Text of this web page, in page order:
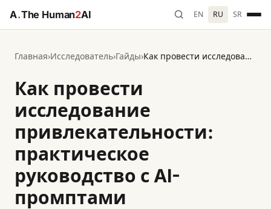
A.The Human2AI EN RU SR
Главная›Исследователь›Гайды› Как провести исследование привлекательности: практическое руководство с AI-промптами
Как провести
исследование
привлекательности:
практическое
руководство с AI-
промптами